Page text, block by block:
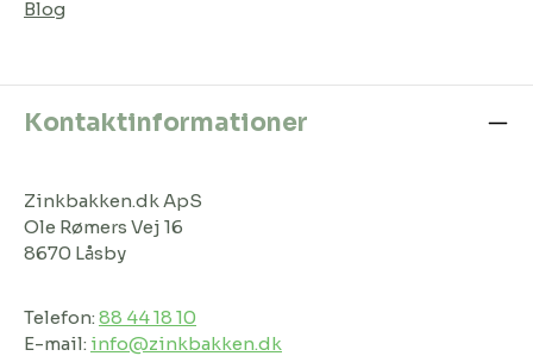
Blog
Kontaktinformationer
Zinkbakken.dk ApS
Ole Rømers Vej 16
8670 Låsby
Telefon: 88 44 18 10
E-mail: info@zinkbakken.dk